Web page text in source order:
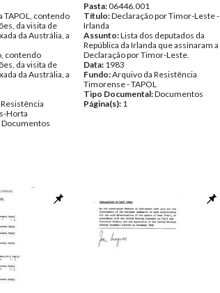
TAPOL, contendo
da visita de
da Austrália, a
contendo
da visita de
da Austrália, a
Horta
Documentos
Pasta:06446.001
Título:Declaração por Timor-Leste -
Irlanda
Assunto:Lista dos deputados da
República da Irlanda que assinaram a
Declaração por Timor-Leste.
Data: 1983
Fundo:Arquivo da Resistência
Timorense - TAPOL
Tipo Documental:Documentos
Página(s): 1